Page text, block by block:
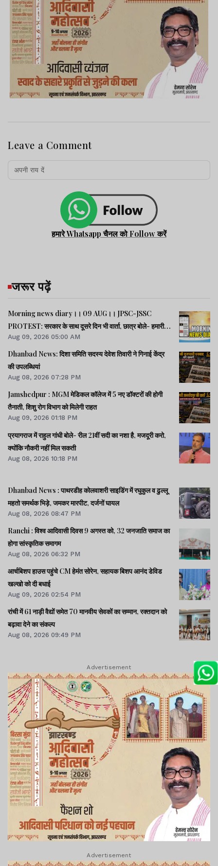
पुलिस ने दोनों से पूछताछ की, जिसमें उन्होंने
नामकुम तुंबागुटू स्थित एक दुकान में बेचने जा रहे थे.
दोनों आरोपी बिहार के वैशाली निवासी हैं.
रांची की बेटी कुमारी पलक
का U-19 भारतीय क्रिकेट
टीम में चयन
Court News : अधीक्षण
अभियंता में प्रोन्नति को
इंजीनियरों की याचिका
खारिज
नीचे दिए गए कमेंट बॉक्स में अपनी राय साझा करें
Leave a Comment
हमारे Whatsapp चैनल को Follow करें
जरूर पढ़ें
Morning news diary।। 09 AUG।। JPSC-JSSC
PROTEST: सरकार के साथ दूसरे दिन भी वार्ता, छात्र बोले- हमारी
बातें सुनी गईं।। छात्रों के समर्थन में उतरी भाजपा, 10 को विधानसभा
घेराव।। भारत सहित 5 देशों पर 100% टैरिफ लगानेवाला बिल US
सीनेट से पास।। समेत कई खबरें व वीडियो.
Aug 09, 2026 05:00 AM
Dhanbad News: दिशा समिति सदस्य देवेश तिवारी ने गिनाई केंद्र
की उपलब्धियां
Aug 08, 2026 07:28 PM
Jamshedpur : MGM मेडिकल कॉलेज में 5 नए डॉक्टरों की होगी
तैनाती, शिशु रोग विभाग को मिलेगी राहत
Aug 09, 2026 01:18 PM
प्रयागराज में राहुल गांधी बोले- रील 21वीं सदी का नशा है, मजदूरी करो,
क्योंकि नौकरी नहीं मिल सकती
Aug 08, 2026 10:18 PM
Dhanbad News : पाथरडीह कोलवाशरी साइडिंग में रघुकुल व ढुल्लू
महतो समर्थक भिड़े, जमकर मारपीट, दर्जनों घायल
Aug 08, 2026 08:47 PM
Ranchi : विश्व आदिवासी दिवस 9 अगस्त को, 32 जनजाति समाज का
होगा सांस्कृतिक समागम
Aug 08, 2026 06:32 PM
आर्चबिशप हाउस पहुंचे CM हेमंत सोरेन, सहायक बिशप आनंद डेविड
खल्खो को दी बधाई
Aug 09, 2026 02:54 PM
रांची में 61 नाड़ी वैद्यों समेत 70 मानवीय सेवकों का सम्मान, रक्तदान को
बढ़ावा देने का संकल्प
Aug 08, 2026 09:49 PM
Advertisement
Advertisement